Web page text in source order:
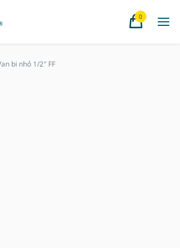
0
bi nhỏ 1/2″ FF